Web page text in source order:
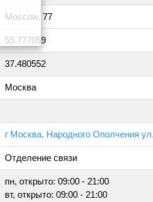
Moscow, 77
55.777059
37.480552
Москва
г Москва, Народного Ополчения
Отделение связи
пн, открыто: 09:00 - 21:00
вт, открыто: 09:00 - 21:00